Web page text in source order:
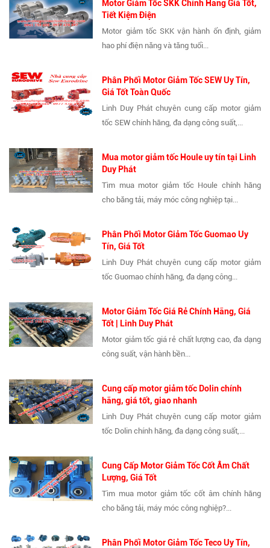
Motor Giảm Tốc SKK Chính Hãng Giá Tốt,
Tiết Kiệm Điện
Motor giảm tốc SKK vận hành ổn định, giảm
hao phí điện năng và tăng tuổi...
Phân Phối Motor Giảm Tốc SEW Uy Tín,
Giá Tốt Toàn Quốc
Linh Duy Phát chuyên cung cấp motor giảm
tốc SEW chính hãng, đa dạng công suất,...
Mua motor giảm tốc Houle uy tín tại Linh
Duy Phát
Tìm mua motor giảm tốc Houle chính hãng
cho băng tải, máy móc công nghiệp tại...
Phân Phối Motor Giảm Tốc Guomao Uy
Tín, Giá Tốt
Linh Duy Phát chuyên cung cấp motor giảm
tốc Guomao chính hãng, đa dạng công...
Motor Giảm Tốc Giá Rẻ Chính Hãng, Giá
Tốt | Linh Duy Phát
Motor giảm tốc giá rẻ chất lượng cao, đa dạng
công suất, vận hành bền...
Cung cấp motor giảm tốc Dolin chính
hãng, giá tốt, giao nhanh
Linh Duy Phát chuyên cung cấp motor giảm
tốc Dolin chính hãng, đa dạng công suất,...
Cung Cấp Motor Giảm Tốc Cốt Âm Chất
Lượng, Giá Tốt
Tìm mua motor giảm tốc cốt âm chính hãng
cho băng tải, máy móc công nghiệp?...
Phân Phối Motor Giảm Tốc Teco Uy Tín,